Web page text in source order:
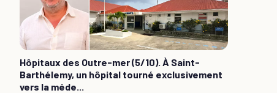
Hôpitaux des Outre-mer (5/10). À Saint-
Barthélemy, un hôpital tourné exclusivement
vers la méde...